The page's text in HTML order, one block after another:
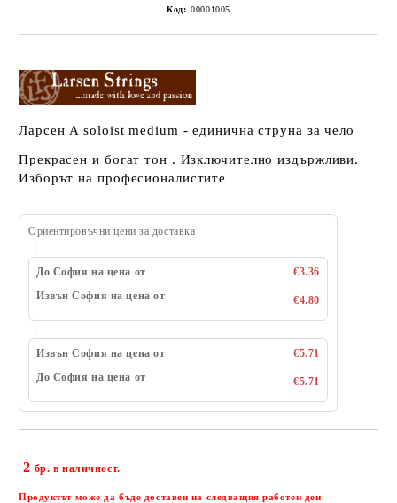
Код: 00001005
Ларсен A soloist medium - единична струна за чело
Прекрасен и богат тон . Изключително издържливи.
Изборът на професионалистите
Ориентировъчни цени за доставка
До София на цена от
€3.36
Извън София на цена от
€4.80
Извън София на цена от
€5.71
До София на цена от
€5.71
2 бр. в наличност.
Продуктът може да бъде доставен на следващия работен ден